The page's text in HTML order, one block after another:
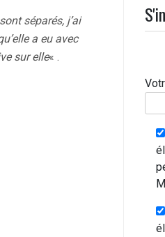
séparés, j’ai
a eu avec
sur elle« .